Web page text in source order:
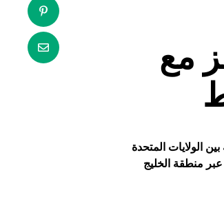
مع
الولايات المتحدة
منطقة الخليج